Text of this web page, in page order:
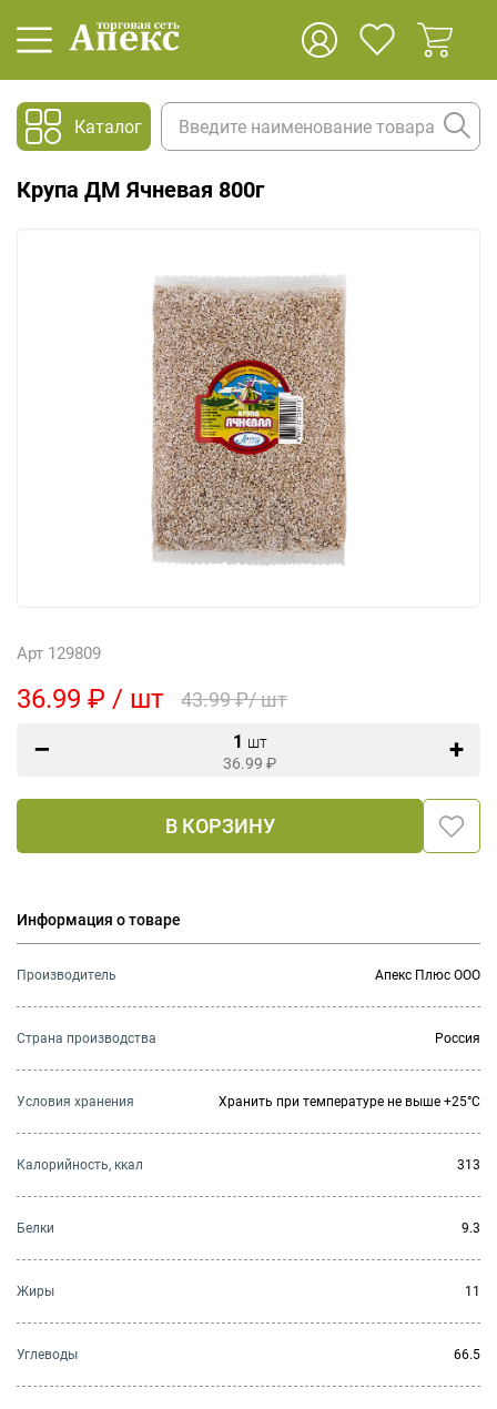
Каталог
Крупа ДМ Ячневая 800г
Арт 129809
36.99 ₽ / шт 43.99 ₽/ шт
1 шт
36.99 ₽
В КОРЗИНУ
Информация о товаре
Производитель Апекс Плюс ООО
Страна производства Россия
Условия хранения Хранить при температуре не выше +25°C
Калорийность, ккал 313
Белки 9.3
Жиры 11
Углеводы 66.5